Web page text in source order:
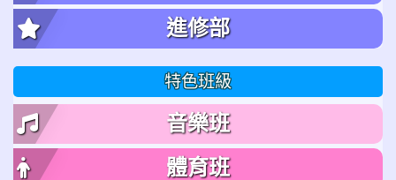
進修部
特色班級
音樂班
體育班